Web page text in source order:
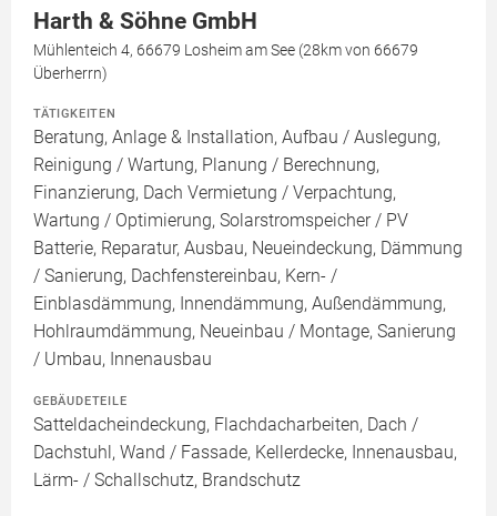
Harth & Söhne GmbH
Mühlenteich 4, 66679 Losheim am See (28km von 66679
Überherrn)
TÄTIGKEITEN
Beratung, Anlage & Installation, Aufbau / Auslegung,
Reinigung / Wartung, Planung / Berechnung,
Finanzierung, Dach Vermietung / Verpachtung,
Wartung / Optimierung, Solarstromspeicher / PV
Batterie, Reparatur, Ausbau, Neueindeckung, Dämmung
/ Sanierung, Dachfenstereinbau, Kern- /
Einblasdämmung, Innendämmung, Außendämmung,
Hohlraumdämmung, Neueinbau / Montage, Sanierung
/ Umbau, Innenausbau
GEBÄUDETEILE
Satteldacheindeckung, Flachdacharbeiten, Dach /
Dachstuhl, Wand / Fassade, Kellerdecke, Innenausbau,
Lärm- / Schallschutz, Brandschutz